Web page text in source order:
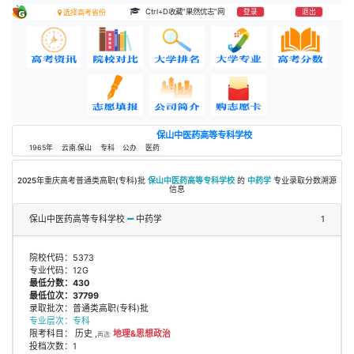
选择高考省份 Ctrl+D收藏“果然优志”网 登录 退出
保山中医药高等专科学校
1965年 云南.保山 专科 公办 医药
2025年重庆高考普通类高职(专科)批 保山中医药高等专科学校 的 中药学 专业录取分数溯源
信息
保山中医药高等专科学校 中药学 1
院校代码：5373
专业代码：12G
最低分数：430
最低位次：37799
录取批次：普通类高职(专科)批
专业层次：专科
限考科目： 历史 ,再选: 地理&思想政治
投档次数：1